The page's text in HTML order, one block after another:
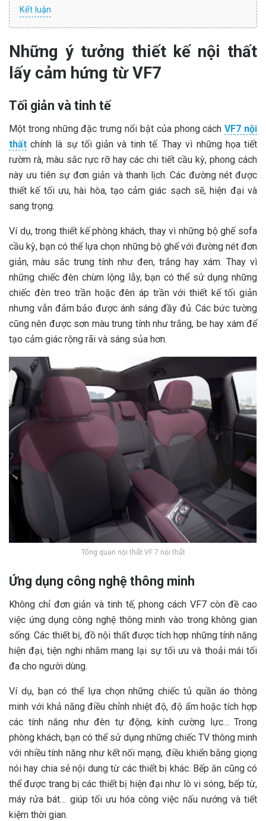
Kết luận
Những ý tưởng thiết kế nội thất
lấy cảm hứng từ VF7
Tối giản và tinh tế
Một trong những đặc trưng nổi bật của phong cáchVF7 nội
thất chính là sự tối giản và tinh tế. Thay vì những họa tiết
rườm rà, màu sắc rực rỡ hay các chi tiết cầu kỳ, phong cách
này ưu tiên sự đơn giản và thanh lịch. Các đường nét được
thiết kế tối ưu, hài hòa, tạo cảm giác sạch sẽ, hiện đại và
sang trọng.
Ví dụ, trong thiết kế phòng khách, thay vì những bộ ghế sofa
cầu kỳ, bạn có thể lựa chọn những bộ ghế với đường nét đơn
giản, màu sắc trung tính như đen, trắng hay xám. Thay vì
những chiếc đèn chùm lộng lẫy, bạn có thể sử dụng những
chiếc đèn treo trần hoặc đèn áp trần với thiết kế tối giản
nhưng vẫn đảm bảo được ánh sáng đầy đủ. Các bức tường
cũng nên được sơn màu trung tính như trắng, be hay xám để
tạo cảm giác rộng rãi và sáng sủa hơn.
Tổng quan nội thất VF 7 nội thất
Ứng dụng công nghệ thông minh
Không chỉ đơn giản và tinh tế, phong cách VF7 còn đề cao
việc ứng dụng công nghệ thông minh vào trong không gian
sống. Các thiết bị, đồ nội thất được tích hợp những tính năng
hiện đại, tiện nghi nhằm mang lại sự tối ưu và thoải mái tối
đa cho người dùng.
Ví dụ, bạn có thể lựa chọn những chiếc tủ quần áo thông
minh với khả năng điều chỉnh nhiệt độ, độ ẩm hoặc tích hợp
các tính năng như đèn tự động, kính cường lực… Trong
phòng khách, bạn có thể sử dụng những chiếc TV thông minh
với nhiều tính năng như kết nối mạng, điều khiển bằng giọng
nói hay chia sẻ nội dung từ các thiết bị khác. Bếp ăn cũng có
thể được trang bị các thiết bị hiện đại như lò vi sóng, bếp từ,
máy rửa bát… giúp tối ưu hóa công việc nấu nướng và tiết
kiệm thời gian.